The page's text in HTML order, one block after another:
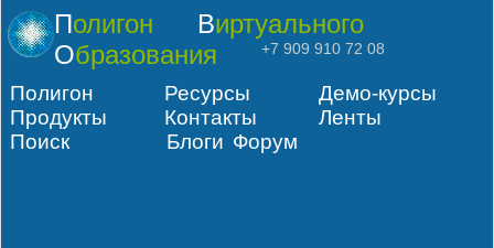
Полигон
Виртуального
Образования
+7 909 910 72 08
Полигон Ресурсы
Демо-курсы
Продукты
Контакты
Ленты
Поиск
Блоги Форум